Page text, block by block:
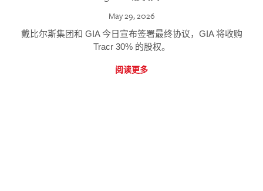
May 29, 2026
戴比尔斯集团和 GIA 今日宣布签署最终协议，GIA 将收购
Tracr 30% 的股权。
阅读更多